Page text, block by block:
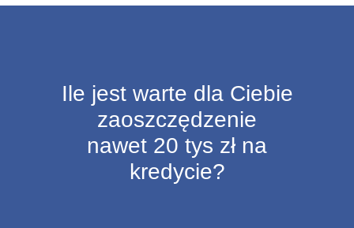
Ile jest warte dla Ciebie
zaoszczędzenie
nawet 20 tys zł na
kredycie?